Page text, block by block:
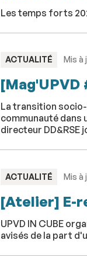
Les temps forts
TYPE
ACTUALITÉ Mis à
[Mag'UPVD
La transition socio-
communauté dans
directeur DD&RSE
TYPE
ACTUALITÉ Mis à
[Atelier] E-
UPVD IN CUBE
avisés de la part